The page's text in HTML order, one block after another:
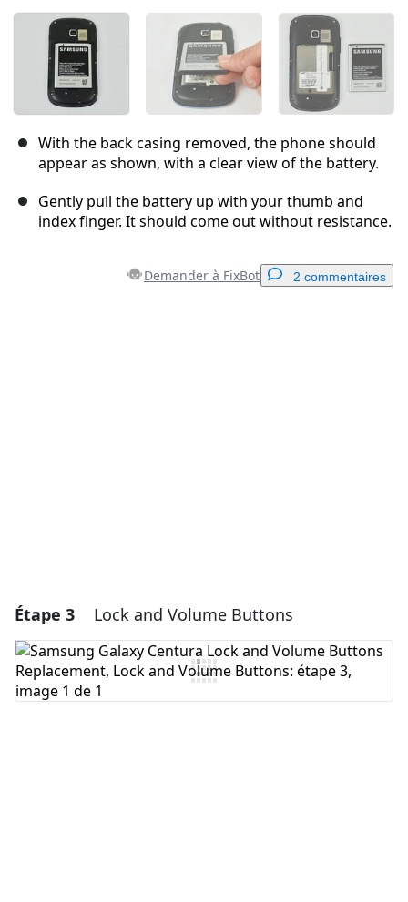
With the back casing removed, the phone should
appear as shown, with a clear view of the battery.
Gently pull the battery up with your thumb and
index finger. It should come out without resistance.
Demander à FixBot 2 commentaires
Étape 3 Lock and Volume Buttons